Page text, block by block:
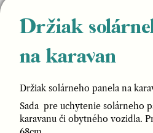
Držiak
na karavan
Držiak solárneho panela na
Sada pre uchytenie solárneho
karavanu či obytného vozidla.